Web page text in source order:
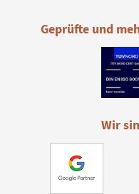
Geprüfte und
Wir